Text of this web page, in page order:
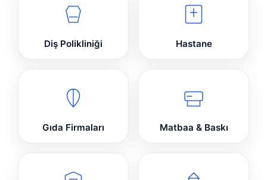
Diş Polikliniği Hastane
Gıda Firmaları Matbaa & Baskı